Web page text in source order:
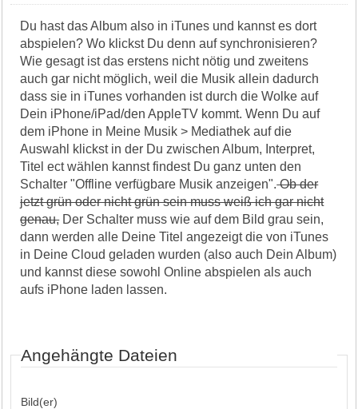
Du hast das Album also in iTunes und kannst es dort
abspielen? Wo klickst Du denn auf synchronisieren?
Wie gesagt ist das erstens nicht nötig und zweitens
auch gar nicht möglich, weil die Musik allein dadurch
dass sie in iTunes vorhanden ist durch die Wolke auf
Dein iPhone/iPad/den AppleTV kommt. Wenn Du auf
dem iPhone in Meine Musik > Mediathek auf die
Auswahl klickst in der Du zwischen Album, Interpret,
Titel ect wählen kannst findest Du ganz unten den
Schalter "Offline verfügbare Musik anzeigen".Ob der
jetzt grün oder nicht grün sein muss weiß ich gar nicht
genau,Der Schalter muss wie auf dem Bild grau sein,
dann werden alle Deine Titel angezeigt die von iTunes
in Deine Cloud geladen wurden (also auch Dein Album)
und kannst diese sowohl Online abspielen als auch
aufs iPhone laden lassen.
Angehängte Dateien
Bild(er)